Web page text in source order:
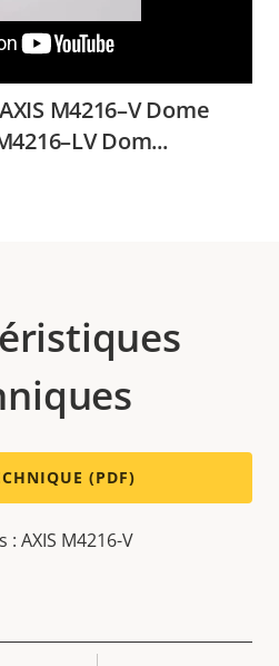
M4216–V Dome
Dom...
(PDF)
: AXIS M4216-V